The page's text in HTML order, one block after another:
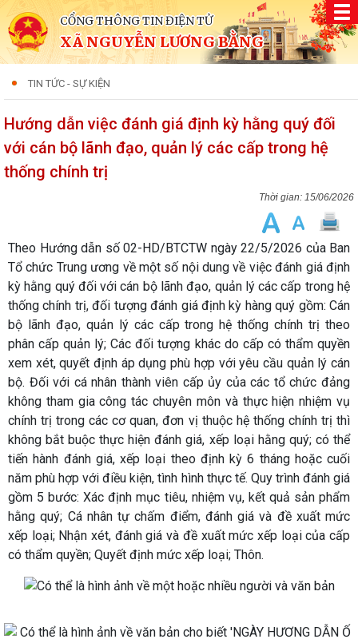
CỔNG THÔNG TIN ĐIỆN TỬ
XÃ NGUYỄN LƯƠNG BẰNG
TIN TỨC - SỰ KIỆN
Hướng dẫn việc đánh giá định kỳ hằng quý đối
với cán bộ lãnh đạo, quản lý các cấp trong hệ
thống chính trị
15/06/2026
Theo Hướng dẫn số 02-HD/BTCTW ngày 22/5/2026 của Ban
Tổ chức Trung ương về một số nội dung về việc đánh giá định
kỳ hằng quý đối với cán bộ lãnh đạo, quản lý các cấp trong hệ
thống chính trị, đối tượng đánh giá định kỳ hàng quý gồm: Cán
bộ lãnh đạo, quản lý các cấp trong hệ thống chính trị theo
phân cấp quản lý; Các đối tượng khác do cấp có thẩm quyền
xem xét, quyết định áp dụng phù hợp với yêu cầu quản lý cán
bộ. Đối với cá nhân thành viên cấp ủy của các tổ chức đảng
không tham gia công tác chuyên môn và thực hiện nhiệm vụ
chính trị trong các cơ quan, đơn vị thuộc hệ thống chính trị thì
không bắt buộc thực hiện đánh giá, xếp loại hằng quý; có thể
tiến hành đánh giá, xếp loại theo định kỳ 6 tháng hoặc cuối
năm phù hợp với điều kiện, tình hình thực tế. Quy trình đánh giá
gồm 5 bước: Xác định mục tiêu, nhiệm vụ, kết quả sản phẩm
hằng quý; Cá nhân tự chấm điểm, đánh giá và đề xuất mức
xếp loại; Nhận xét, đánh giá và đề xuất mức xếp loại của cấp
có thẩm quyền; Quyết định mức xếp loại; Thôn.